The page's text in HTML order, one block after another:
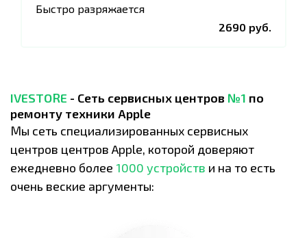
Быстро разряжается
2690 руб.
IVESTORE - Сеть сервисных центров №1 по
ремонту техники Apple
Мы сеть специализированных сервисных
центров центров Apple, которой доверяют
ежедневно более 1000 устройств и на то есть
очень веские аргументы: